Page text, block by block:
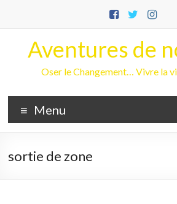
Aventures de
Oser le Changement… Vivre la
Menu
sortie de zone